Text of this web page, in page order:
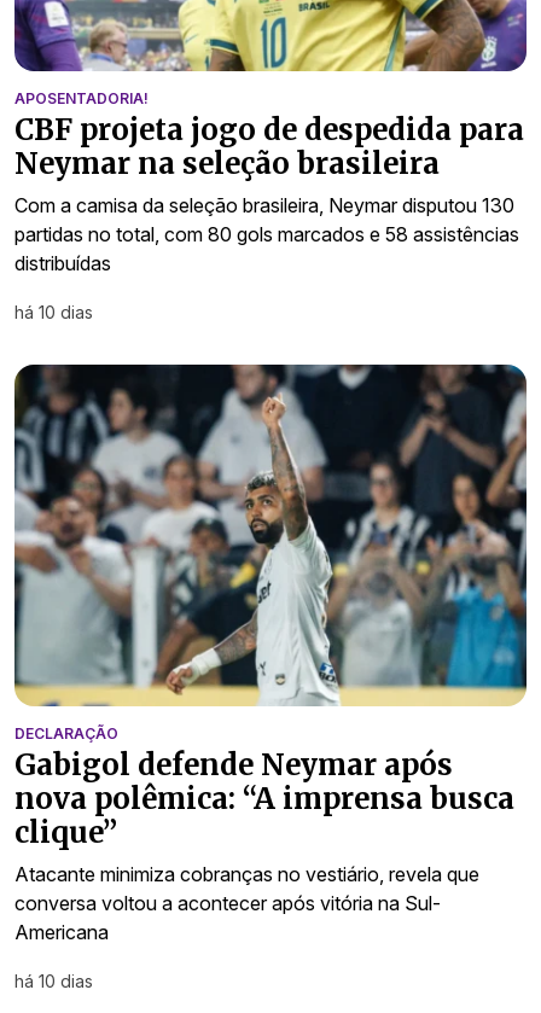
APOSENTADORIA!
CBF projeta jogo de despedida para
Neymar na seleção brasileira
Com a camisa da seleção brasileira, Neymar disputou 130
partidas no total, com 80 gols marcados e 58 assistências
distribuídas
há 10 dias
DECLARAÇÃO
Gabigol defende Neymar após
nova polêmica: “A imprensa busca
clique”
Atacante minimiza cobranças no vestiário, revela que
conversa voltou a acontecer após vitória na Sul-
Americana
há 10 dias